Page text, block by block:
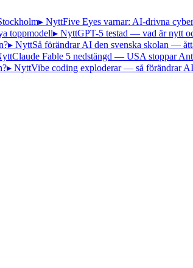
▸ NyttFive Eyes varnar: AI-drivna
toppmodell▸ NyttGPT-5 testad — vad är nytt
▸ NyttSå förändrar AI den svenska skolan —
Claude Fable 5 nedstängd — USA stoppar
▸ NyttVibe coding exploderar — så förändrar